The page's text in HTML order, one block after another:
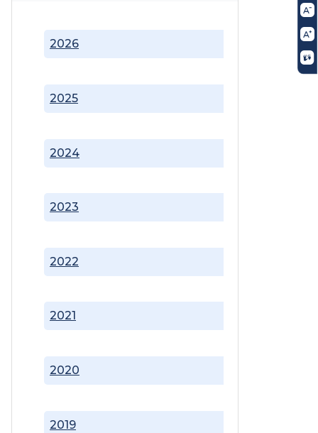
2019
2020
2021
2022
2023
2024
2025
2026